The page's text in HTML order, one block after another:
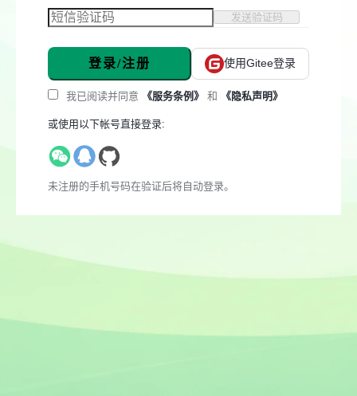
发送验证码
登录/注册 使用Gitee登录
我已阅读并同意 《服务条例》 和 《隐私声明》
或使用以下帐号直接登录:
未注册的手机号码在验证后将自动登录。